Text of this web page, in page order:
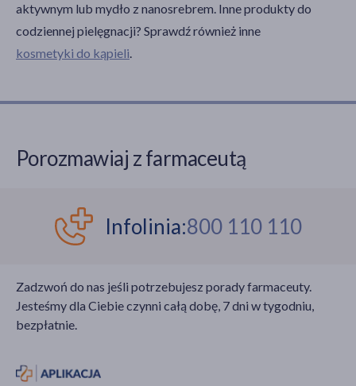
aktywnym lub mydło z nanosrebrem. Inne produkty do
codziennej pielęgnacji? Sprawdź również inne
kosmetyki do kąpieli.
Porozmawiaj z farmaceutą
Infolinia:800 110 110
Zadzwoń do nas jeśli potrzebujesz porady farmaceuty.
Jesteśmy dla Ciebie czynni całą dobę, 7 dni w tygodniu,
bezpłatnie.